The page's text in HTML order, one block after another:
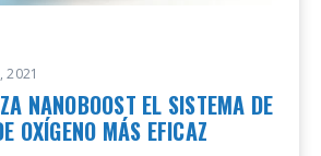
2021
NANOBOOST EL SISTEMA DE
OXÍGENO MÁS EFICAZ